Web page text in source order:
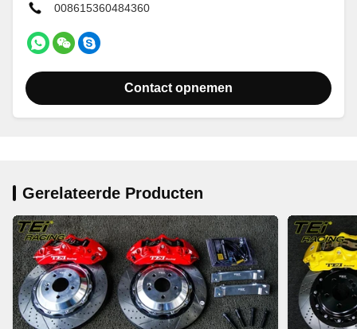
008615360484360
Contact opnemen
Gerelateerde Producten